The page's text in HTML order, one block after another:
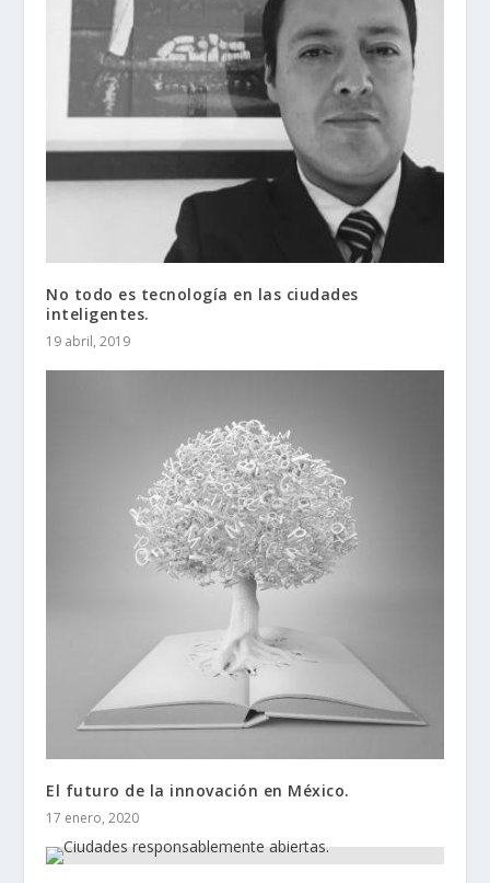
No todo es tecnología en las ciudades
inteligentes.
19 abril, 2019
El futuro de la innovación en México.
17 enero, 2020